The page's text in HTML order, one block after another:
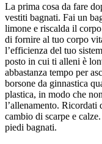
La prima cosa da fare
vestiti bagnati. Fai un
limone e riscalda il
di fornire al tuo corpo
l’efficienza del tuo
posto in cui ti alleni è
abbastanza tempo per
borsone da ginnastica
plastica, in modo che
l’allenamento. Ricordati
cambio di scarpe e
piedi bagnati.